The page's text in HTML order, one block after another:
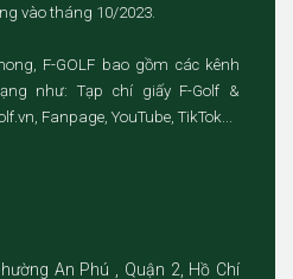
vào tháng 10/2023.
F-GOLF bao gồm các kênh
như: Tạp chí giấy F-Golf &
Fanpage, YouTube, TikTok...
An Phú , Quận 2, Hồ Chí